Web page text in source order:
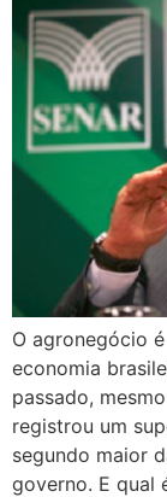
O agronegócio
economia
passado,
registrou um
segundo maior
governo. E qual